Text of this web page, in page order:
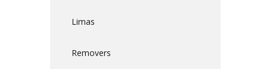
Limas
Removers